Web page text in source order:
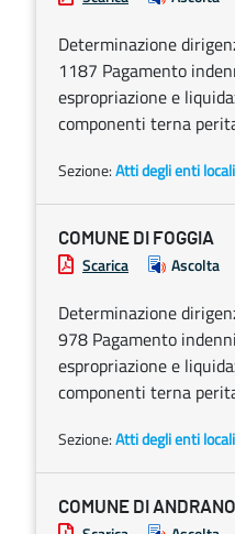
Determinazione
1187 Pagamento
espropriazione e
componenti terna
Sezione:Atti degli enti
COMUNE DI FOGGIA
Scarica Ascolta
Determinazione
978 Pagamento
espropriazione e
componenti terna
Sezione:Atti degli enti
COMUNE DI ANDRANO